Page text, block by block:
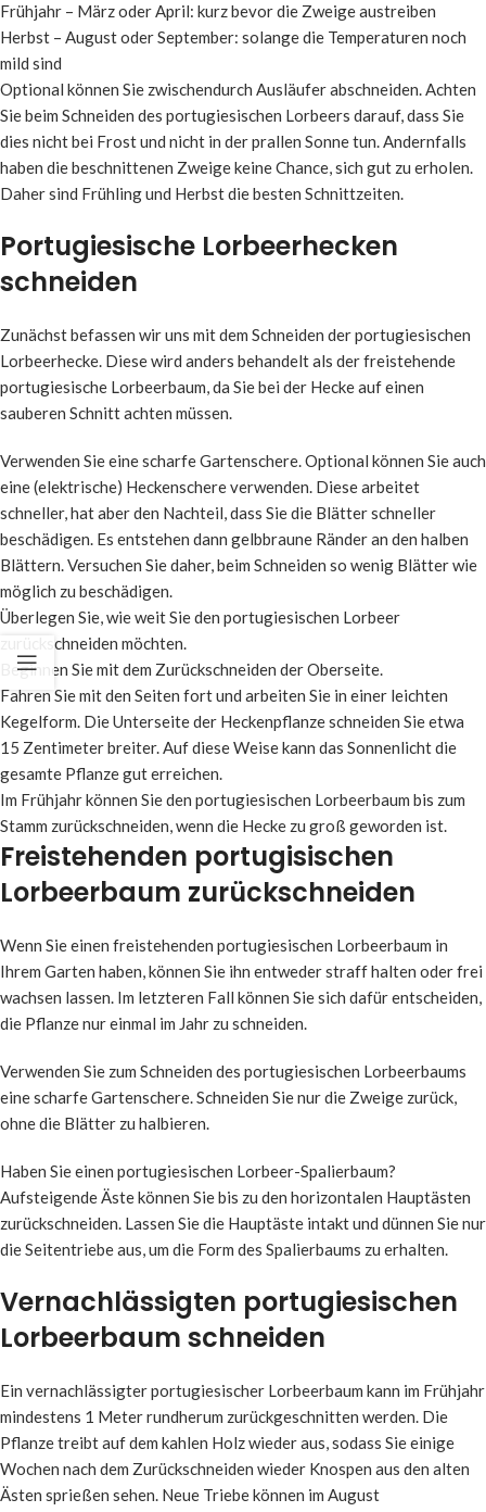
Frühjahr – März oder April: kurz bevor die Zweige austreiben
Herbst – August oder September: solange die Temperaturen noch
mild sind
Optional können Sie zwischendurch Ausläufer abschneiden. Achten
Sie beim Schneiden des portugiesischen Lorbeers darauf, dass Sie
dies nicht bei Frost und nicht in der prallen Sonne tun. Andernfalls
haben die beschnittenen Zweige keine Chance, sich gut zu erholen.
Daher sind Frühling und Herbst die besten Schnittzeiten.
Portugiesische Lorbeerhecken
schneiden
Zunächst befassen wir uns mit dem Schneiden der portugiesischen
Lorbeerhecke. Diese wird anders behandelt als der freistehende
portugiesische Lorbeerbaum, da Sie bei der Hecke auf einen
sauberen Schnitt achten müssen.
Verwenden Sie eine scharfe Gartenschere. Optional können Sie auch
eine (elektrische) Heckenschere verwenden. Diese arbeitet
schneller, hat aber den Nachteil, dass Sie die Blätter schneller
beschädigen. Es entstehen dann gelbbraune Ränder an den halben
Blättern. Versuchen Sie daher, beim Schneiden so wenig Blätter wie
möglich zu beschädigen.
Überlegen Sie, wie weit Sie den portugiesischen Lorbeer
zurückschneiden möchten.
Beginnen Sie mit dem Zurückschneiden der Oberseite.
Fahren Sie mit den Seiten fort und arbeiten Sie in einer leichten
Kegelform. Die Unterseite der Heckenpflanze schneiden Sie etwa
15 Zentimeter breiter. Auf diese Weise kann das Sonnenlicht die
gesamte Pflanze gut erreichen.
Im Frühjahr können Sie den portugiesischen Lorbeerbaum bis zum
Stamm zurückschneiden, wenn die Hecke zu groß geworden ist.
Freistehenden portugisischen
Lorbeerbaum zurückschneiden
Wenn Sie einen freistehenden portugiesischen Lorbeerbaum in
Ihrem Garten haben, können Sie ihn entweder straff halten oder frei
wachsen lassen. Im letzteren Fall können Sie sich dafür entscheiden,
die Pflanze nur einmal im Jahr zu schneiden.
Verwenden Sie zum Schneiden des portugiesischen Lorbeerbaums
eine scharfe Gartenschere. Schneiden Sie nur die Zweige zurück,
ohne die Blätter zu halbieren.
Haben Sie einen portugiesischen Lorbeer-Spalierbaum?
Aufsteigende Äste können Sie bis zu den horizontalen Hauptästen
zurückschneiden. Lassen Sie die Hauptäste intakt und dünnen Sie nur
die Seitentriebe aus, um die Form des Spalierbaums zu erhalten.
Vernachlässigten portugiesischen
Lorbeerbaum schneiden
Ein vernachlässigter portugiesischer Lorbeerbaum kann im Frühjahr
mindestens 1 Meter rundherum zurückgeschnitten werden. Die
Pflanze treibt auf dem kahlen Holz wieder aus, sodass Sie einige
Wochen nach dem Zurückschneiden wieder Knospen aus den alten
Ästen sprießen sehen. Neue Triebe können im August